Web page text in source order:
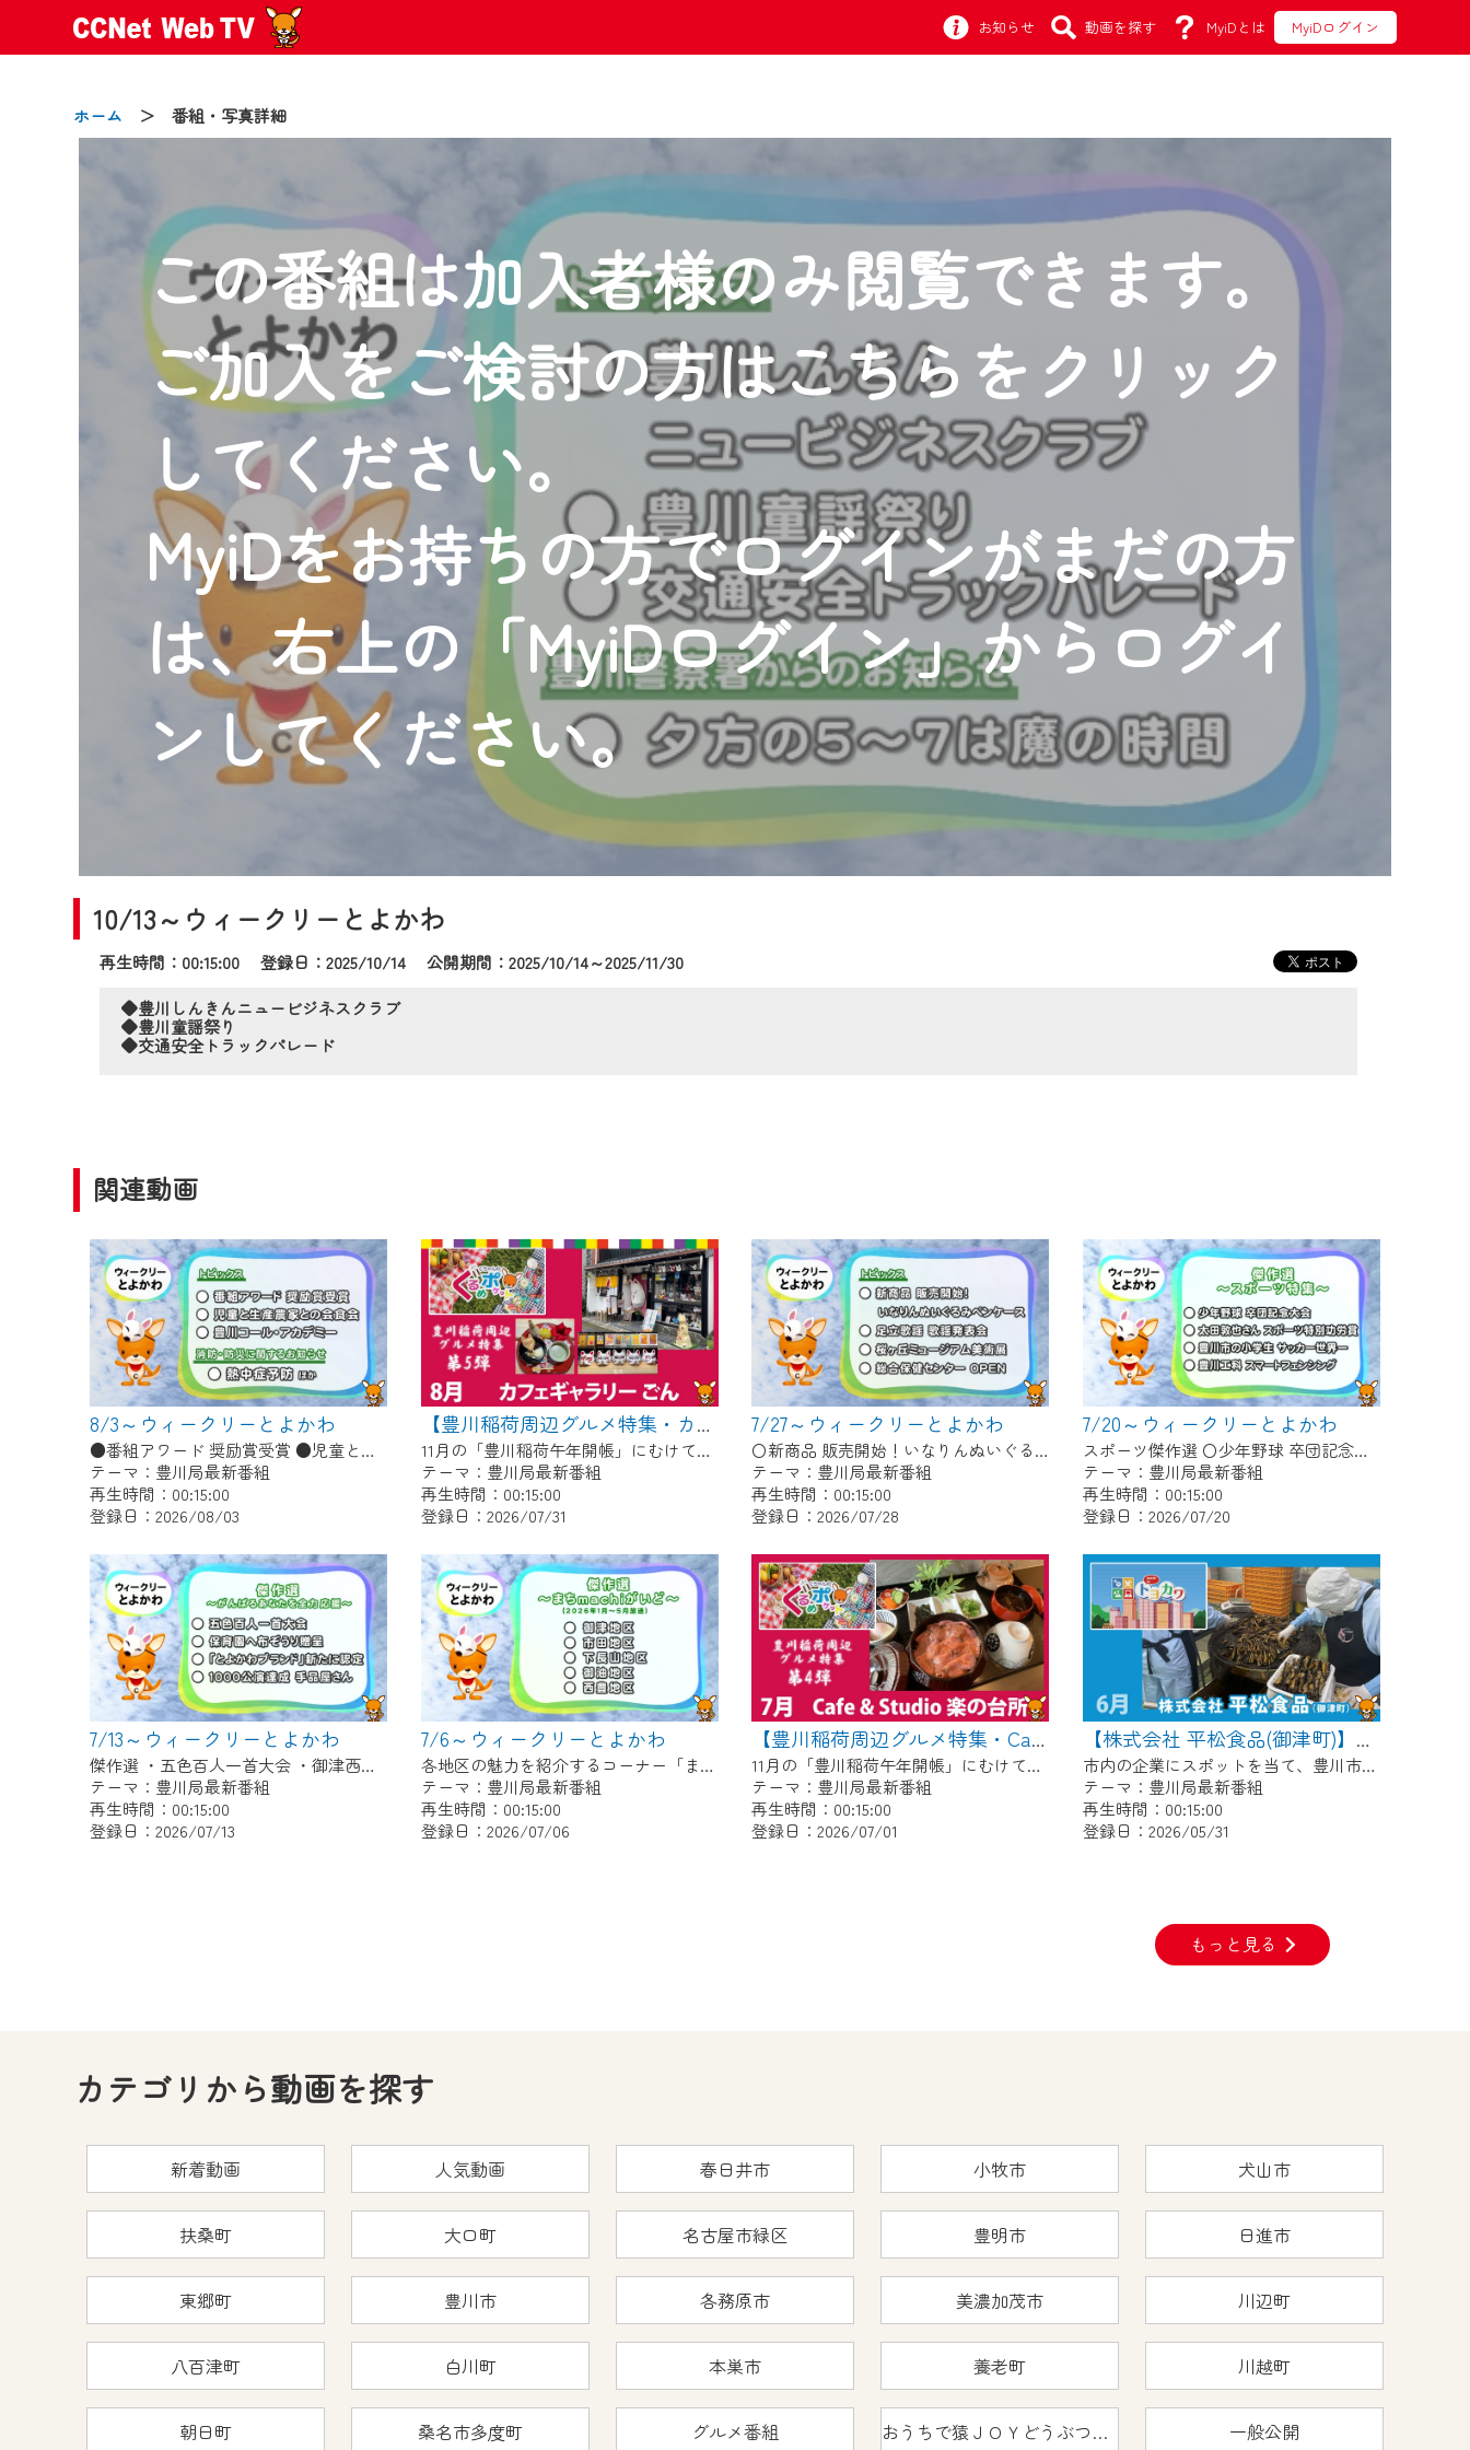
お知らせ 動画を探す MyiDとは MyiDログイン
ホーム ＞ 番組・写真詳細
この番組は加入者様のみ閲覧できます。
ご加入をご検討の方はこちらをクリック
してください。
MyiDをお持ちの方でログインがまだの方
は、右上の「MyiDログイン」からログイ
ンしてください。
10/13～ウィークリーとよかわ
再生時間：00:15:00 登録日：2025/10/14公開期間：2025/10/14～2025/11/30
◆豊川しんきんニュービジネスクラブ
◆豊川童謡祭り
◆交通安全トラックパレード
関連動画
8/3～ウィークリーとよかわ
●番組アワード 奨励賞受賞 ●児童と生産農家との会食会 ●豊川コール・アカデミー ●消防・防災に関するお知らせ「熱中症予防」ほか
テーマ：豊川局最新番組
再生時間：00:15:00
登録日：2026/08/03
【豊川稲荷周辺グルメ特集・カフェギャラリーごん】Cちゃんのぐるめポケット
11月の「豊川稲荷午年開帳」にむけて、毎月豊川稲荷周辺のグルメを紹介します！ 今回は狐のグッズや縁起物を展示＆販売している古民家カフェ！自慢のお狐ぜんざいやお狐メニューが食べられます♪
テーマ：豊川局最新番組
再生時間：00:15:00
登録日：2026/07/31
7/27～ウィークリーとよかわ
〇新商品 販売開始！いなりんぬいぐるみペンケース 〇足立歌謡 歌謡発表会 〇桜ヶ丘ミュージアム美術展 〇総合保健センター OPEN
テーマ：豊川局最新番組
再生時間：00:15:00
登録日：2026/07/28
7/20～ウィークリーとよかわ
スポーツ傑作選 〇少年野球 卒団記念大会 〇太田敦也さん スポーツ特別功労賞 〇豊川市の小学生 サッカー世界一 〇豊川工科 スマートフェンシング
テーマ：豊川局最新番組
再生時間：00:15:00
登録日：2026/07/20
7/13～ウィークリーとよかわ
傑作選 ・五色百人一首大会 ・御津西部保育園へ布ぞうり贈呈 ・「とよかわブランド」新たに認定 ・1000公演達成 新豊町の手品屋さん
テーマ：豊川局最新番組
再生時間：00:15:00
登録日：2026/07/13
7/6～ウィークリーとよかわ
各地区の魅力を紹介するコーナー「まちmachiがいど」傑作選 〇御津地区 〇市田地区 〇下長山地区 〇御油地区 〇豊地区
テーマ：豊川局最新番組
再生時間：00:15:00
登録日：2026/07/06
【豊川稲荷周辺グルメ特集・Cafe & Studio 楽の台所】Cちゃんのぐるめポケット
11月の「豊川稲荷午年開帳」にむけて、毎月豊川稲荷周辺のグルメを紹介します！ 今回は昨年6月にオープンした管理栄養士がプロデュースするお店「Cafe & Studio 楽の台所」です。
テーマ：豊川局最新番組
再生時間：00:15:00
登録日：2026/07/01
【株式会社 平松食品(御津町)】made in トヨカワ
市内の企業にスポットを当て、豊川市との関わりや自慢の商品などを放送。 【紹介企業】株式会社 平松食品(御津町)
テーマ：豊川局最新番組
再生時間：00:15:00
登録日：2026/05/31
もっと見る
カテゴリから動画を探す
新着動画 人気動画 春日井市 小牧市 犬山市
扶桑町 大口町 名古屋市緑区 豊明市 日進市
東郷町 豊川市 各務原市 美濃加茂市 川辺町
八百津町 白川町 本巣市 養老町 川越町
朝日町 桑名市多度町 グルメ番組 おうちで猿ＪＯＹどうぶつえん 一般公開
お知らせ
2024/09/02
動画配信サービス『CCNet Web TV』は2024年9月24日からリニューアルします！
【変更点】
◆デザイン変更により、お住まいの地域の動画コンテンツが一目瞭然。
◆当社アプリやＰＣブラウザから、いつでも・どこでも・外出先でも！
CCNetサービスエリア20市町の地域情報番組をご視聴いただけます！
【ご注意】
2024年9月24日からはご加入者様へのサービス向上のため、
『CCNet Web TV』を利用いただくには、一部コンテンツを除き、
CCNetサービスへの加入と『CCNetマイページ※』へのログインが必要となります。
何卒、ご理解ご了承の程よろしくお願いいたします。
※マイページへのログインには、MyIDが必要となります。
※MyIDとは、CCNet Web TVを含むCCNetの各種サービスをご利用頂くためのIDです。
IDはお客様が使っているメールアドレスで設定できます。
（GmailやYahooなどのフリーメールアドレスでも作成可能です）
※マイページへのログイン・MyIDの新規登録はこちらから
※CCNetアプリをご利用中の方は引き続きご視聴いただけます。
CCNetWebTVのリニューアルにともないメンテナンス作業を予定しています。
日時 9/24 9:30～16:30
ご不便をおかけいたしますが、ご了承の程よろしくお願いいたします。